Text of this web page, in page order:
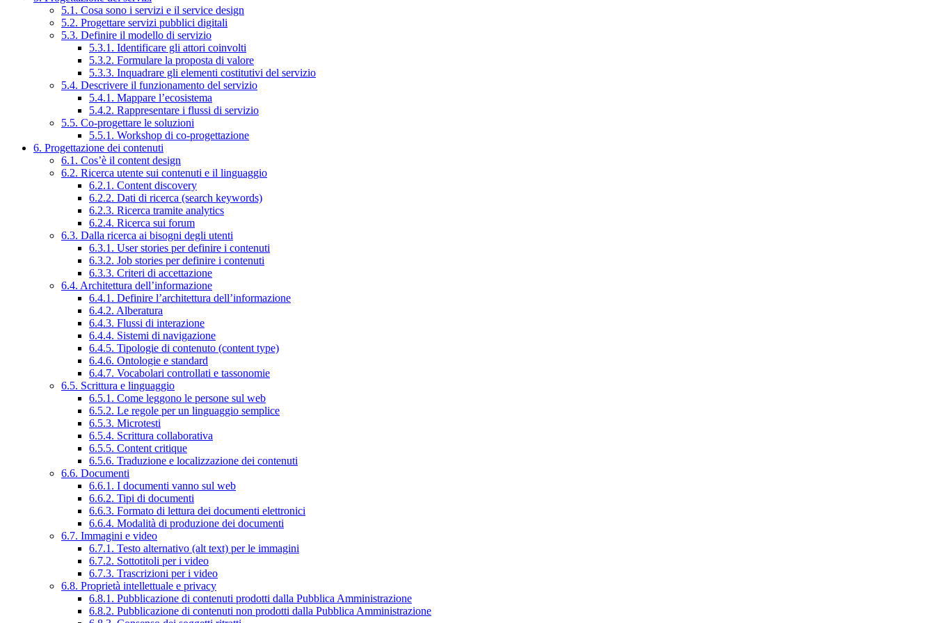
5.1. Cosa sono i servizi e il service design
5.2. Progettare servizi pubblici digitali
5.3. Definire il modello di servizio
5.3.1. Identificare gli attori coinvolti
5.3.2. Formulare la proposta di valore
5.3.3. Inquadrare gli elementi costitutivi del servizio
5.4. Descrivere il funzionamento del servizio
5.4.1. Mappare l’ecosistema
5.4.2. Rappresentare i flussi di servizio
5.5. Co-progettare le soluzioni
5.5.1. Workshop di co-progettazione
6. Progettazione dei contenuti
6.1. Cos’è il content design
6.2. Ricerca utente sui contenuti e il linguaggio
6.2.1. Content discovery
6.2.2. Dati di ricerca (search keywords)
6.2.3. Ricerca tramite analytics
6.2.4. Ricerca sui forum
6.3. Dalla ricerca ai bisogni degli utenti
6.3.1. User stories per definire i contenuti
6.3.2. Job stories per definire i contenuti
6.3.3. Criteri di accettazione
6.4. Architettura dell’informazione
6.4.1. Definire l’architettura dell’informazione
6.4.2. Alberatura
6.4.3. Flussi di interazione
6.4.4. Sistemi di navigazione
6.4.5. Tipologie di contenuto (content type)
6.4.6. Ontologie e standard
6.4.7. Vocabolari controllati e tassonomie
6.5. Scrittura e linguaggio
6.5.1. Come leggono le persone sul web
6.5.2. Le regole per un linguaggio semplice
6.5.3. Microtesti
6.5.4. Scrittura collaborativa
6.5.5. Content critique
6.5.6. Traduzione e localizzazione dei contenuti
6.6. Documenti
6.6.1. I documenti vanno sul web
6.6.2. Tipi di documenti
6.6.3. Formato di lettura dei documenti elettronici
6.6.4. Modalità di produzione dei documenti
6.7. Immagini e video
6.7.1. Testo alternativo (alt text) per le immagini
6.7.2. Sottotitoli per i video
6.7.3. Trascrizioni per i video
6.8. Proprietà intellettuale e privacy
6.8.1. Pubblicazione di contenuti prodotti dalla Pubblica Amministrazione
6.8.2. Pubblicazione di contenuti non prodotti dalla Pubblica Amministrazione